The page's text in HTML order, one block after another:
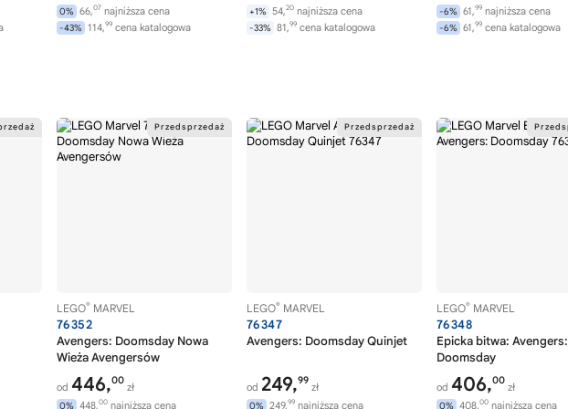
0% 66,07 najniższa cena
-43% 114,99 cena katalogowa
+1% 54,20 najniższa cena
-33% 81,99 cena katalogowa
-6% 61,99 najniższa cena
-6% 61,99 cena katalogowa
LEGO® MARVEL
76352
Avengers: Doomsday Nowa
Wieża Avengersów
od 446,00
zł
0% 448,00 najniższa cena
LEGO® MARVEL
76347
Avengers: Doomsday Quinjet
od 249,99
zł
0% 249,99 najniższa cena
LEGO® MARVEL
76348
Epicka bitwa: Avengers:
Doomsday
od 406,00
zł
0% 408,00 najniższa cena